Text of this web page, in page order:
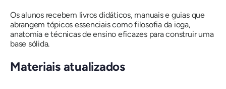
Os alunos recebem livros didáticos, manuais e guias que
abrangem tópicos essenciais como filosofia da ioga,
anatomia e técnicas de ensino eficazes para construir uma
base sólida.
Materiais atualizados